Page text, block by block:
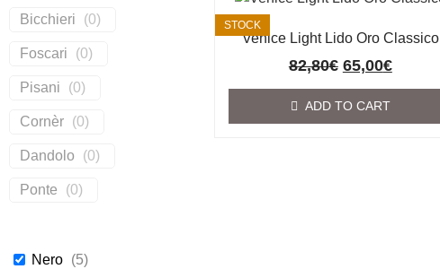
Bicchieri (0)
Foscari (0)
Pisani (0)
Cornèr (0)
Dandolo (0)
Ponte (0)
Nero (5)
Venice Light Lido Oro Classico
STOCK
82,80€ 65,00€
ADD TO CART